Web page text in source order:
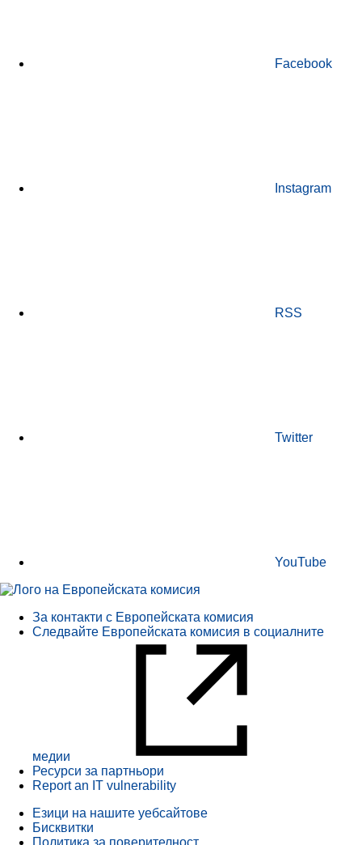
Facebook
Instagram
RSS
Twitter
YouTube
За контакти с Европейската комисия
Следвайте Европейската комисия в социалните
медии
Ресурси за партньори
Report an IT vulnerability
Езици на нашите уебсайтове
Бисквитки
Политика за поверителност